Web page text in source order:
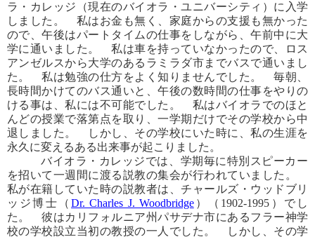
ラ・カレッジ（現在のバイオラ・ユニバーシティ）に入学
しました。 私はお金も無く、家庭からの支援も無かった
ので、午後はパートタイムの仕事をしながら、午前中に大
学に通いました。 私は車を持っていなかったので、ロス
アンゼルスから大学のあるラミラダ市までバスで通いまし
た。 私は勉強の仕方をよく知りませんでした。 毎朝、
長時間かけてのバス通いと、午後の数時間の仕事をやりの
ける事は、私には不可能でした。 私はバイオラでのほと
んどの授業で落第点を取り、一学期だけでその学校から中
退しました。 しかし、その学校にいた時に、私の生涯を
永久に変えるある出来事が起こりました。
バイオラ・カレッジでは、学期毎に特別スピーカー
を招いて一週間に渡る説教の集会が行われていました。
私が在籍していた時の説教者は、チャールズ・ウッドブリ
ッジ博士（Dr. Charles J. Woodbridge）（1902-1995）でし
た。 彼はカリフォルニア州パサデナ市にあるフラー神学
校の学校設立当初の教授の一人でした。 しかし、その学